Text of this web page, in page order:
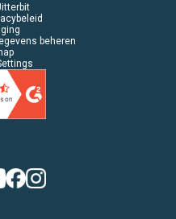
beheren
YouTubeFacebook
Instagram